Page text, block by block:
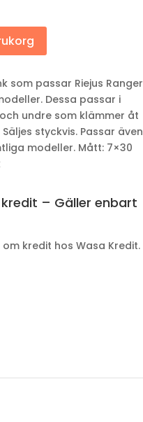
som passar Riejus Ranger
Dessa passar i
undre som klämmer åt
styckvis. Passar även
modeller. Mått: 7×30
– Gäller enbart
kredit hos Wasa Kredit.